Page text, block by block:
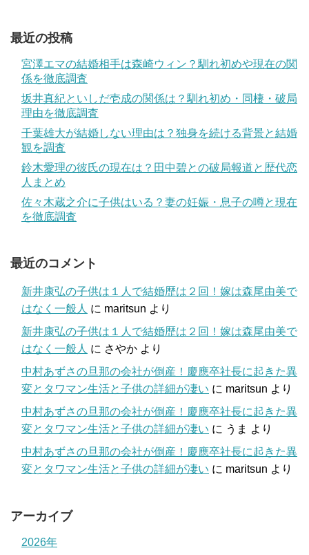
最近の投稿
宮澤エマの結婚相手は森崎ウィン？馴れ初めや現在の関
係を徹底調査
坂井真紀といしだ壱成の関係は？馴れ初め・同棲・破局
理由を徹底調査
千葉雄大が結婚しない理由は？独身を続ける背景と結婚
観を調査
鈴木愛理の彼氏の現在は？田中碧との破局報道と歴代恋
人まとめ
佐々木蔵之介に子供はいる？妻の妊娠・息子の噂と現在
を徹底調査
最近のコメント
新井康弘の子供は１人で結婚歴は２回！嫁は森尾由美で
はなく一般人 に maritsun より
新井康弘の子供は１人で結婚歴は２回！嫁は森尾由美で
はなく一般人 に さやか より
中村あずさの旦那の会社が倒産！慶應卒社長に起きた異
変とタワマン生活と子供の詳細が凄い に maritsun より
中村あずさの旦那の会社が倒産！慶應卒社長に起きた異
変とタワマン生活と子供の詳細が凄い に うま より
中村あずさの旦那の会社が倒産！慶應卒社長に起きた異
変とタワマン生活と子供の詳細が凄い に maritsun より
アーカイブ
2026年